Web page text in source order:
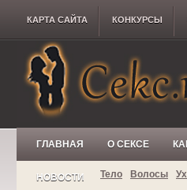
КАРТА САЙТА КОНКУРCЫ
ГЛАВНАЯ О СЕКСЕ
НОВОСТИ Тело Волосы